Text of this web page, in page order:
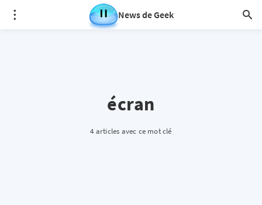
News de Geek
écran
4 articles avec ce mot clé